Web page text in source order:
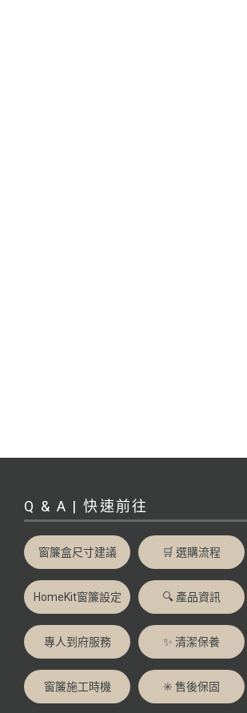
Q & A | 快速前往
窗簾盒尺寸建議 🛒 選購流程
HomeKit窗簾設定 🔍 產品資訊
專人到府服務 ✨ 清潔保養
窗簾施工時機 ✳️ 售後保固